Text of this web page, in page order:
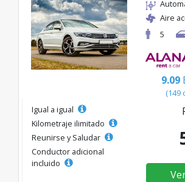
Aire
5
9.09
(149
Igual a igual
Kilometraje ilimitado
Reunirse y Saludar
Conductor adicional
incluido